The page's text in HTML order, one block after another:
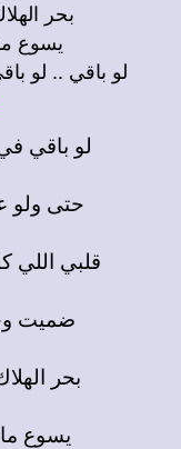
بحر
يسوع
لو باقي .. لو
لو باقي
حتى ولو
قلبي اللي
ضميت
بحر
يسوع